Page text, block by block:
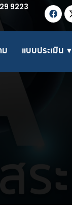
9223
ม แบบประเมิน ▼